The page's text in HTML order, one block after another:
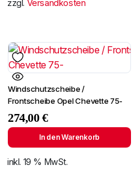
zzgl. Versandkosten
Windschutzscheibe /
Frontscheibe Opel Chevette 75-
274,00€
In den Warenkorb
inkl. 19 % MwSt.